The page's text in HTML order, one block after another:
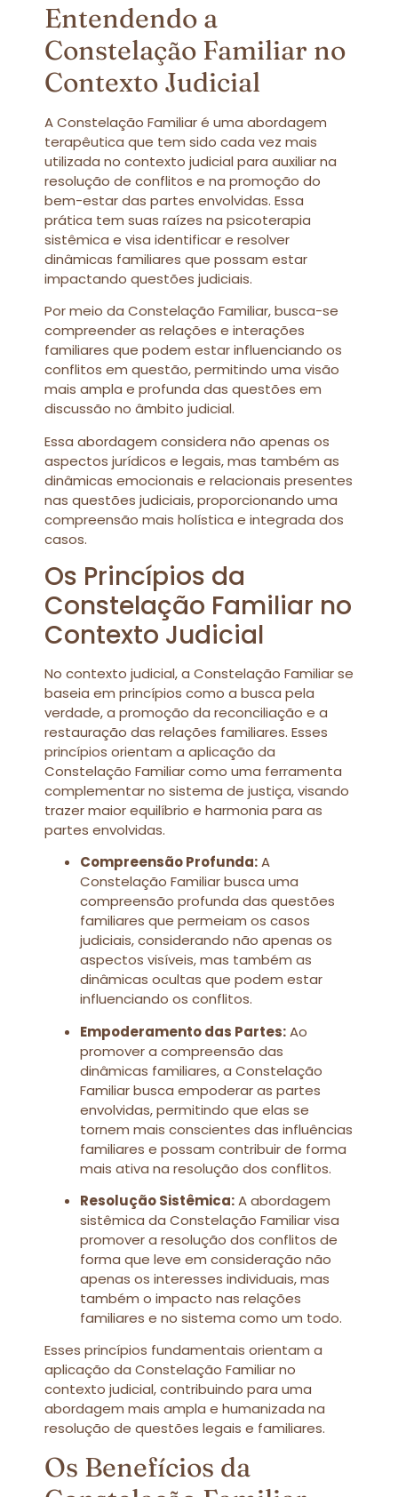
Entendendo a
Constelação Familiar no
Contexto Judicial
A Constelação Familiar é uma abordagem
terapêutica que tem sido cada vez mais
utilizada no contexto judicial para auxiliar na
resolução de conflitos e na promoção do
bem-estar das partes envolvidas. Essa
prática tem suas raízes na psicoterapia
sistêmica e visa identificar e resolver
dinâmicas familiares que possam estar
impactando questões judiciais.
Por meio da Constelação Familiar, busca-se
compreender as relações e interações
familiares que podem estar influenciando os
conflitos em questão, permitindo uma visão
mais ampla e profunda das questões em
discussão no âmbito judicial.
Essa abordagem considera não apenas os
aspectos jurídicos e legais, mas também as
dinâmicas emocionais e relacionais presentes
nas questões judiciais, proporcionando uma
compreensão mais holística e integrada dos
casos.
Os Princípios da
Constelação Familiar no
Contexto Judicial
No contexto judicial, a Constelação Familiar se
baseia em princípios como a busca pela
verdade, a promoção da reconciliação e a
restauração das relações familiares. Esses
princípios orientam a aplicação da
Constelação Familiar como uma ferramenta
complementar no sistema de justiça, visando
trazer maior equilíbrio e harmonia para as
partes envolvidas.
Compreensão Profunda:A
Constelação Familiar busca uma
compreensão profunda das questões
familiares que permeiam os casos
judiciais, considerando não apenas os
aspectos visíveis, mas também as
dinâmicas ocultas que podem estar
influenciando os conflitos.
Empoderamento das Partes:Ao
promover a compreensão das
dinâmicas familiares, a Constelação
Familiar busca empoderar as partes
envolvidas, permitindo que elas se
tornem mais conscientes das influências
familiares e possam contribuir de forma
mais ativa na resolução dos conflitos.
Resolução Sistêmica:A abordagem
sistêmica da Constelação Familiar visa
promover a resolução dos conflitos de
forma que leve em consideração não
apenas os interesses individuais, mas
também o impacto nas relações
familiares e no sistema como um todo.
Esses princípios fundamentais orientam a
aplicação da Constelação Familiar no
contexto judicial, contribuindo para uma
abordagem mais ampla e humanizada na
resolução de questões legais e familiares.
Os Benefícios da